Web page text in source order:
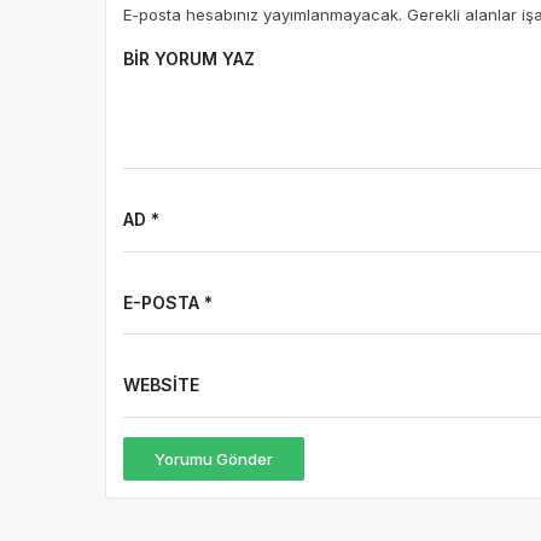
E-posta hesabınız yayımlanmayacak. Gerekli alanlar
BIR YORUM YAZ
AD *
E-POSTA *
WEBSITE
Yorumu Gönder